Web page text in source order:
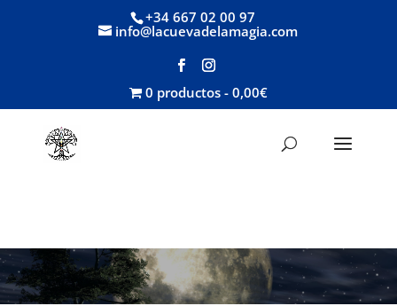
+34 667 02 00 97
info@lacuevadelamagia.com
0 productos 0,00€